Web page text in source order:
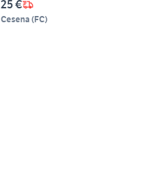
25 €
Cesena (FC)